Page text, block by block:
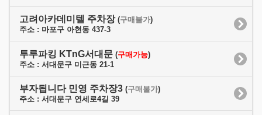
고려아카데미텔 주차장 (구매불가)
주소 : 마포구 아현동 437-3
투루파킹 KTnG서대문 (구매가능)
주소 : 서대문구 미근동 21-1
부자됩니다 민영 주차장3 (구매불가)
주소 : 서대문구 연세로4길 39